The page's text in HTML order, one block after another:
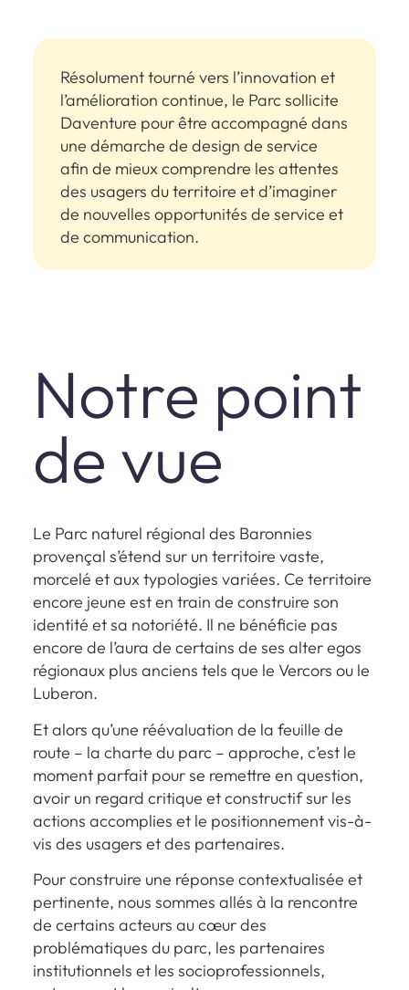
Résolument tourné vers l’innovation et
l’amélioration continue, le Parc sollicite
Daventure pour être accompagné dans
une démarche de design de service
afin de mieux comprendre les attentes
des usagers du territoire et d’imaginer
de nouvelles opportunités de service et
de communication.
Notre point
de vue
Le Parc naturel régional des Baronnies
provençal s’étend sur un territoire vaste,
morcelé et aux typologies variées. Ce territoire
encore jeune est en train de construire son
identité et sa notoriété. Il ne bénéficie pas
encore de l’aura de certains de ses alter egos
régionaux plus anciens tels que le Vercors ou le
Luberon.
Et alors qu’une réévaluation de la feuille de
route – la charte du parc – approche, c’est le
moment parfait pour se remettre en question,
avoir un regard critique et constructif sur les
actions accomplies et le positionnement vis-à-
vis des usagers et des partenaires.
Pour construire une réponse contextualisée et
pertinente, nous sommes allés à la rencontre
de certains acteurs au cœur des
problématiques du parc, les partenaires
institutionnels et les socioprofessionnels,